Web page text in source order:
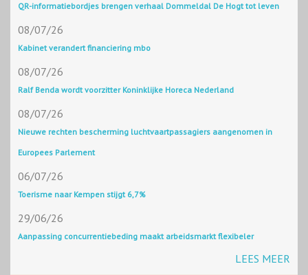
QR-informatiebordjes brengen verhaal Dommeldal De Hogt tot leven
08/07/26
Kabinet verandert financiering mbo
08/07/26
Ralf Benda wordt voorzitter Koninklijke Horeca Nederland
08/07/26
Nieuwe rechten bescherming luchtvaartpassagiers aangenomen in
Europees Parlement
06/07/26
Toerisme naar Kempen stijgt 6,7%
29/06/26
Aanpassing concurrentiebeding maakt arbeidsmarkt flexibeler
LEES MEER